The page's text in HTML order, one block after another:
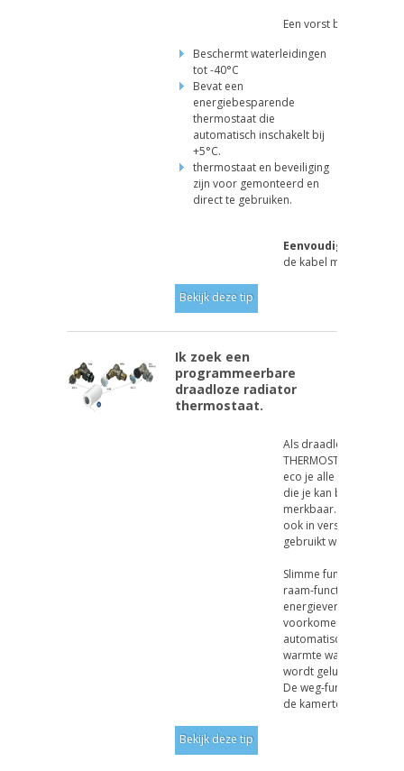
Een vorst
Beschermt waterleidingen
tot -40°C
Bevat een
energiebesparende
thermostaat die
automatisch inschakelt bij
+5°C.
thermostaat en beveiliging
zijn voor gemonteerd en
direct te gebruiken.
Eenvoudige
de kabel met tap...
Bekijk deze tip
Ik zoek een
programmeerbare
draadloze radiator
thermostaat.
Als draadloze
THERMOSTAAT biedt
eco je alle comfort. De
die je kan besparen is
merkbaar. De Living-
ook in verschillende
gebruikt worden.
Slimme functies, zoals
raam-functie helpen
energieverspilling te
voorkomen door het
automatisch regelen
warmte wanneer een
wordt gelucht.
De weg-functie kan
de kamertemperatuur
Bekijk deze tip